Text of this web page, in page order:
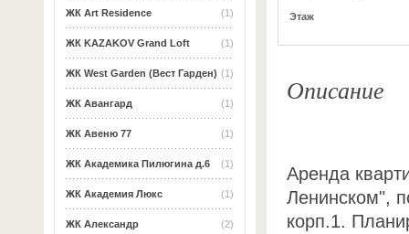
(1)
ЖК Art Residence
(1)
ЖК KAZAKOV Grand Loft
(1)
ЖК West Garden (Вест Гарден)
(1)
ЖК Авангард
(1)
ЖК Авеню 77
(1)
ЖК Академика Пилюгина д.6
(1)
ЖК Академия Люкс
(2)
ЖК Александр
Этаж
Описание
Аренда
Ленинском",
корп.1.